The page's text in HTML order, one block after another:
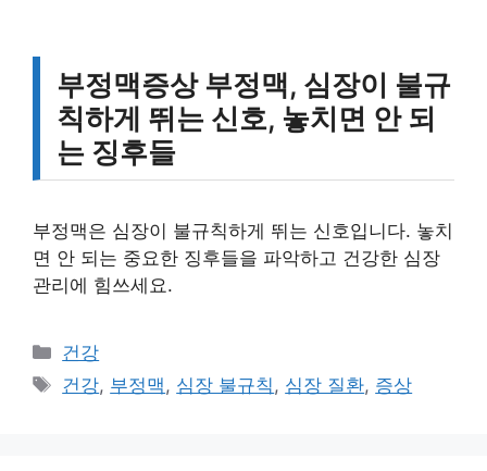
부정맥증상 부정맥, 심장이 불규
칙하게 뛰는 신호, 놓치면 안 되
는 징후들
부정맥은 심장이 불규칙하게 뛰는 신호입니다. 놓치
면 안 되는 중요한 징후들을 파악하고 건강한 심장
관리에 힘쓰세요.
카
테
건강
태
건강, 부정맥, 심장 불규칙, 심장 질환, 증상